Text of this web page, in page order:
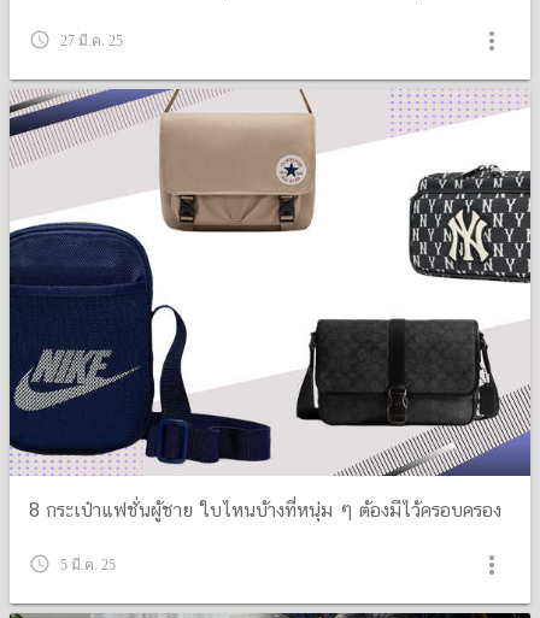
query_builder 27 มี.ค. 25 more_vert
8 กระเป๋าแฟชั่นผู้ชาย ใบไหนบ้างที่หนุ่ม ๆ ต้องมีไว้ครอบครอง
query_builder 5 มี.ค. 25 more_vert